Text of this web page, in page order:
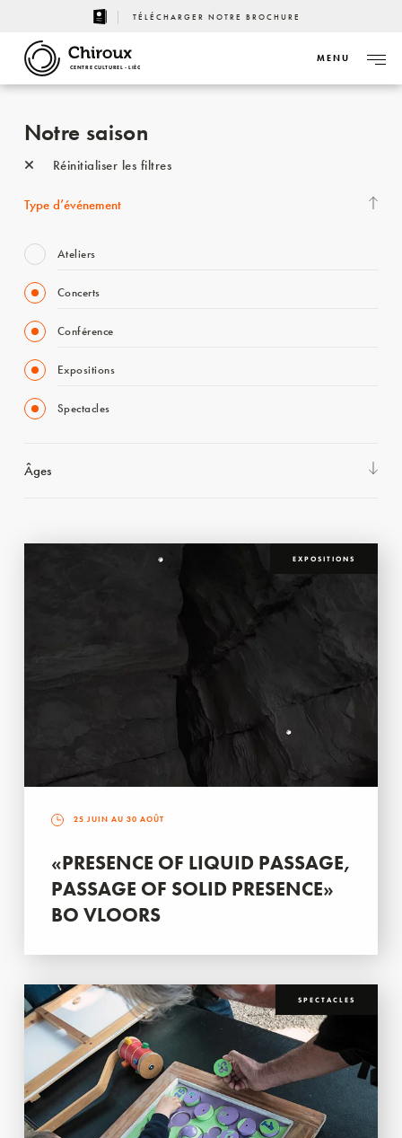
TÉLÉCHARGER NOTRE BROCHURE
CENTRE CULTUREL - LIÈGE
MENU
Notre saison
Réinitialiser les filtres
Type d’événement
Ateliers
Concerts
Conférence
Expositions
Spectacles
Âges
EXPOSITIONS
25 JUIN AU 30 AOÛT
«PRESENCE OF LIQUID PASSAGE,
PASSAGE OF SOLID PRESENCE»
BO VLOORS
SPECTACLES